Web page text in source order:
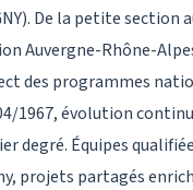
De la petite
Auvergne-Rhône-
des programmes
1967, évolution
degré. Équipes
projets partagés